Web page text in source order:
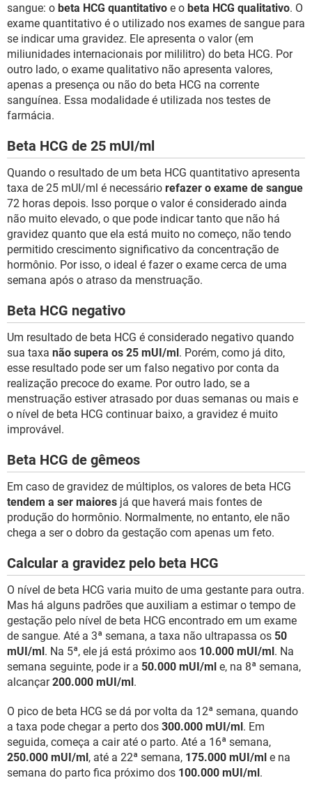
sangue: o beta HCG quantitativo e o beta HCG qualitativo. O
exame quantitativo é o utilizado nos exames de sangue para
se indicar uma gravidez. Ele apresenta o valor (em
miliunidades internacionais por mililitro) do beta HCG. Por
outro lado, o exame qualitativo não apresenta valores,
apenas a presença ou não do beta HCG na corrente
sanguínea. Essa modalidade é utilizada nos testes de
farmácia.
Beta HCG de 25 mUI/ml
Quando o resultado de um beta HCG quantitativo apresenta
taxa de 25 mUI/ml é necessário refazer o exame de sangue
72 horas depois. Isso porque o valor é considerado ainda
não muito elevado, o que pode indicar tanto que não há
gravidez quanto que ela está muito no começo, não tendo
permitido crescimento significativo da concentração de
hormônio. Por isso, o ideal é fazer o exame cerca de uma
semana após o atraso da menstruação.
Beta HCG negativo
Um resultado de beta HCG é considerado negativo quando
sua taxa não supera os 25 mUI/ml. Porém, como já dito,
esse resultado pode ser um falso negativo por conta da
realização precoce do exame. Por outro lado, se a
menstruação estiver atrasado por duas semanas ou mais e
o nível de beta HCG continuar baixo, a gravidez é muito
improvável.
Beta HCG de gêmeos
Em caso de gravidez de múltiplos, os valores de beta HCG
tendem a ser maiores já que haverá mais fontes de
produção do hormônio. Normalmente, no entanto, ele não
chega a ser o dobro da gestação com apenas um feto.
Calcular a gravidez pelo beta HCG
O nível de beta HCG varia muito de uma gestante para outra.
Mas há alguns padrões que auxiliam a estimar o tempo de
gestação pelo nível de beta HCG encontrado em um exame
de sangue. Até a 3ª semana, a taxa não ultrapassa os 50
mUI/ml. Na 5ª, ele já está próximo aos 10.000 mUI/ml. Na
semana seguinte, pode ir a 50.000 mUI/ml e, na 8ª semana,
alcançar200.000 mUI/ml.
O pico de beta HCG se dá por volta da 12ª semana, quando
a taxa pode chegar a perto dos 300.000 mUI/ml. Em
seguida, começa a cair até o parto. Até a 16ª semana,
250.000 mUI/ml, até a 22ª semana, 175.000 mUI/ml e na
semana do parto fica próximo dos 100.000 mUI/ml.